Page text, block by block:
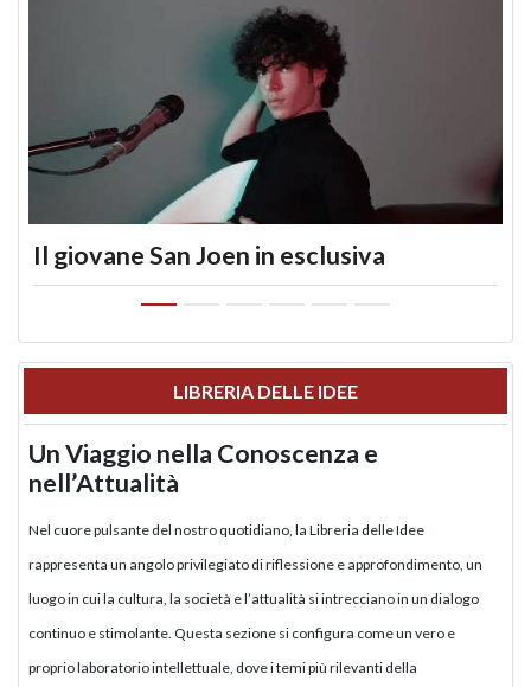
Il giovane San Joen in esclusiva
LIBRERIA DELLE IDEE
Un Viaggio nella Conoscenza e
nell’Attualità
Nel cuore pulsante del nostro quotidiano, la Libreria delle Idee
rappresenta un angolo privilegiato di riflessione e approfondimento, un
luogo in cui la cultura, la società e l’attualità si intrecciano in un dialogo
continuo e stimolante. Questa sezione si configura come un vero e
proprio laboratorio intellettuale, dove i temi più rilevanti della